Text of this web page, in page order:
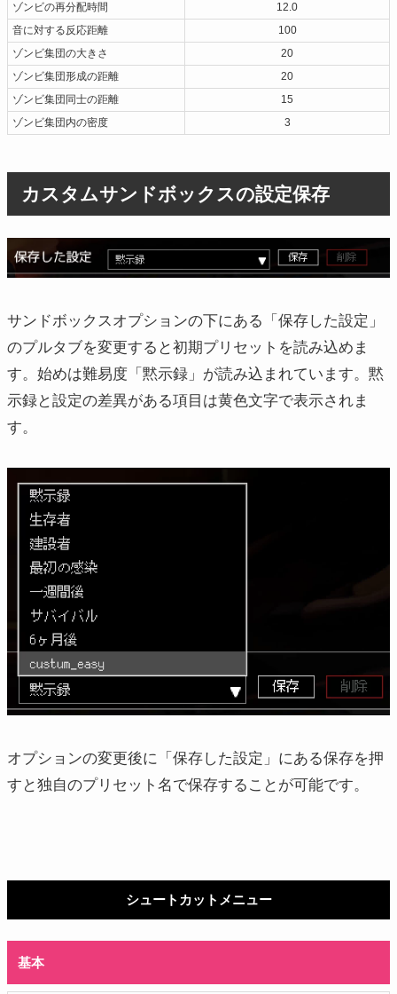
ゾンビの再分配時間
12.0
音に対する反応距離
100
ゾンビ集団の大きさ
20
ゾンビ集団形成の距離
20
ゾンビ集団同士の距離
15
ゾンビ集団内の密度
3
カスタムサンドボックスの設定保存
サンドボックスオプションの下にある「保存した設定」
のプルタブを変更すると初期プリセットを読み込めま
す。始めは難易度「黙示録」が読み込まれています。黙
示録と設定の差異がある項目は黄色文字で表示されま
す。
オプションの変更後に「保存した設定」にある保存を押
すと独自のプリセット名で保存することが可能です。
シュートカットメニュー
基本